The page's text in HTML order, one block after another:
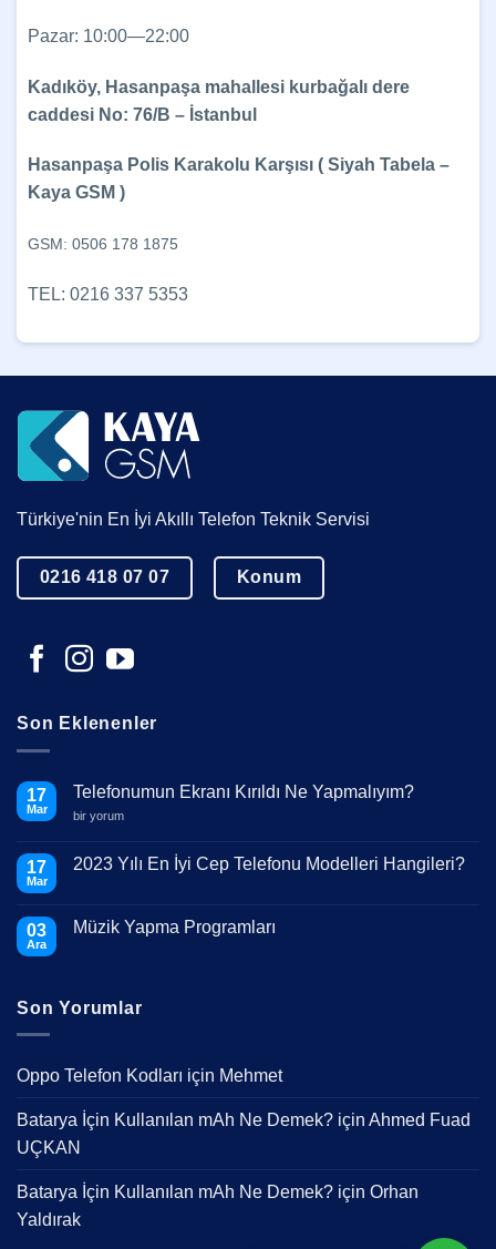
Pazar: 10:00—22:00
Kadıköy, Hasanpaşa mahallesi kurbağalı dere
caddesi No: 76/B – İstanbul
Hasanpaşa Polis Karakolu Karşısı ( Siyah Tabela –
Kaya GSM )
GSM: 0506 178 1875
TEL: 0216 337 5353
Türkiye'nin En İyi Akıllı Telefon Teknik Servisi
0216 418 07 07 Konum
Son Eklenenler
17
Mar
Telefonumun Ekranı Kırıldı Ne Yapmalıyım?
Telefonumun
Ne
Yapmalıyım?
bir yorum
17
Mar
2023 Yılı En İyi Cep Telefonu Modelleri Hangileri?
Yılı
Hangileri?
03
Ara
Müzik Yapma Programları
Programları
Son Yorumlar
Oppo Telefon Kodları için Mehmet
Batarya İçin Kullanılan mAh Ne Demek? için Ahmed Fuad
UÇKAN
Batarya İçin Kullanılan mAh Ne Demek? için Orhan
Yaldırak